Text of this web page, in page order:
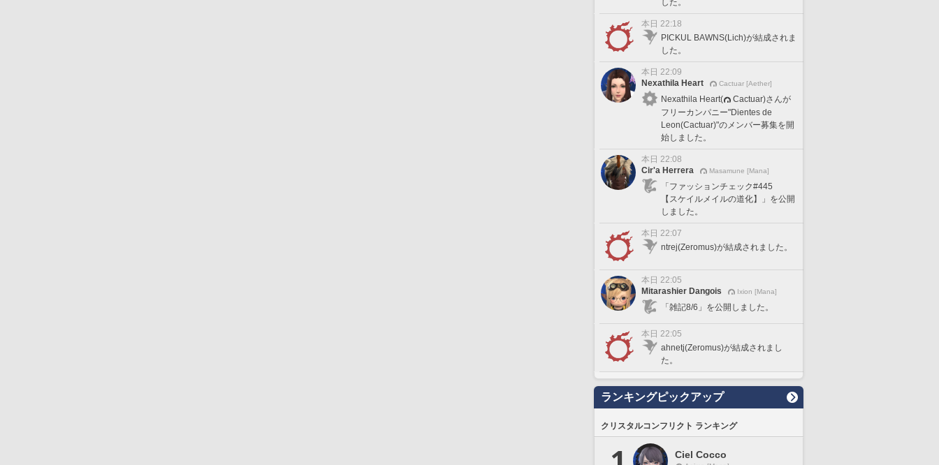
した。
本日 22:18
PICKUL BAWNS(Lich)が結成されま
した。
本日 22:09
Nexathila Heart
Cactuar [Aether]
Nexathila Heart(
Cactuar)さんが
フリーカンパニー"Dientes de
Leon(Cactuar)"のメンバー募集を開
始しました。
本日 22:08
Cir'a Herrera
Masamune [Mana]
「ファッションチェック#445
【スケイルメイルの道化】」を公開
しました。
本日 22:07
ntrej(Zeromus)が結成されました。
本日 22:05
Mitarashier Dangois
Ixion [Mana]
「雑記8/6」を公開しました。
本日 22:05
ahnetj(Zeromus)が結成されまし
た。
ランキングピックアップ
クリスタルコンフリクト ランキング
Ciel Cocco